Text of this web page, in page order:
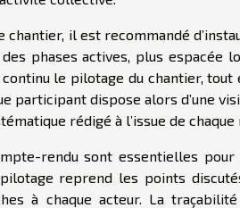
chantier, il est recommandé
phases actives, plus espacée
le pilotage du chantier, tout
participant dispose alors d’une
rédigé à l’issue de chaque
rendu sont essentielles
reprend les points
à chaque acteur. La